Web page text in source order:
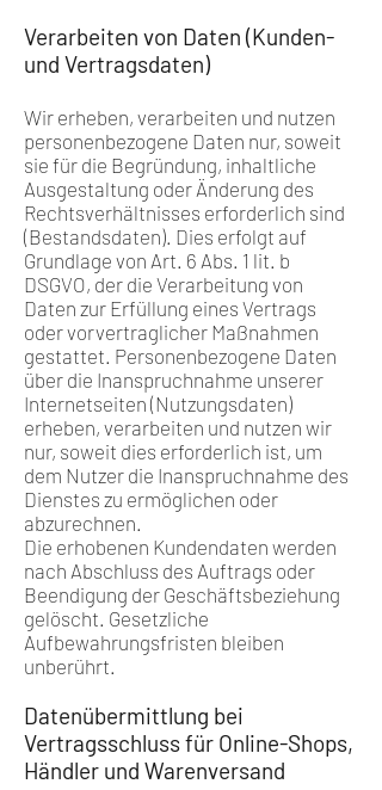
Verarbeiten von Daten (Kunden-
und Vertragsdaten)
Wir erheben, verarbeiten und nutzen
personenbezogene Daten nur, soweit
sie für die Begründung, inhaltliche
Ausgestaltung oder Änderung des
Rechtsverhältnisses erforderlich sind
(Bestandsdaten). Dies erfolgt auf
Grundlage von Art. 6 Abs. 1 lit. b
DSGVO, der die Verarbeitung von
Daten zur Erfüllung eines Vertrags
oder vorvertraglicher Maßnahmen
gestattet. Personenbezogene Daten
über die Inanspruchnahme unserer
Internetseiten (Nutzungsdaten)
erheben, verarbeiten und nutzen wir
nur, soweit dies erforderlich ist, um
dem Nutzer die Inanspruchnahme des
Dienstes zu ermöglichen oder
abzurechnen.
Die erhobenen Kundendaten werden
nach Abschluss des Auftrags oder
Beendigung der Geschäftsbeziehung
gelöscht. Gesetzliche
Aufbewahrungsfristen bleiben
unberührt.
Datenübermittlung bei
Vertragsschluss für Online-Shops,
Händler und Warenversand